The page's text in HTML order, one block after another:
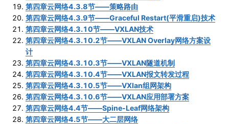
第四章云网络4.3.8节——策略路由
第四章云网络4.3.9节——Graceful Restart(平滑重启)技术
第四章云网络4.3.10节——VXLAN技术
第四章云网络4.3.10.2节——VXLAN Overlay网络方案设
计
第四章云网络4.3.10.3节——VXLAN隧道机制
第四章云网络4.3.10.4节——VXLAN报文转发过程
第四章云网络4.3.10.5节——VXlan组网架构
第四章云网络4.3.10.6节——VXLAN应用部署方案
第四章云网络4.4节——Spine-Leaf网络架构
第四章云网络4.5节——大二层网络